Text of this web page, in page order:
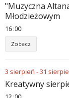
"Muzyczna
Młodzieżowym
16 00
Zobacz
3 sierpień -31
Kreatywny